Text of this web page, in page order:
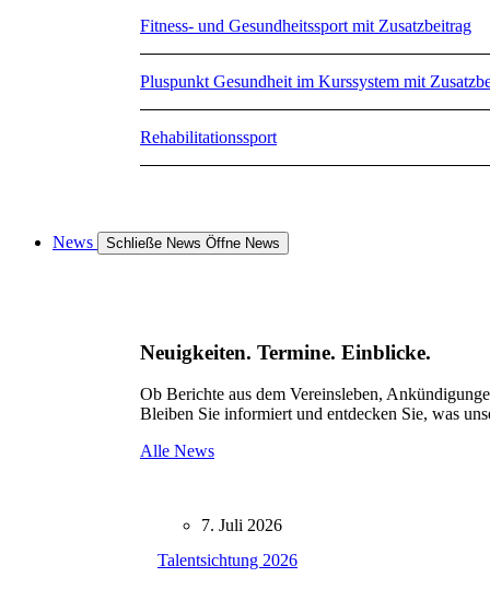
Fitness- und Gesundheitssport mit Zusatzbeitrag
Pluspunkt Gesundheit im Kurssystem mit
Rehabilitationssport
News Schließe News Öffne News
Neuigkeiten. Termine. Einblicke.
Ob Berichte aus dem Vereinsleben,
Bleiben Sie informiert und entdecken Sie, was
Alle News
7. Juli 2026
Talentsichtung 2026